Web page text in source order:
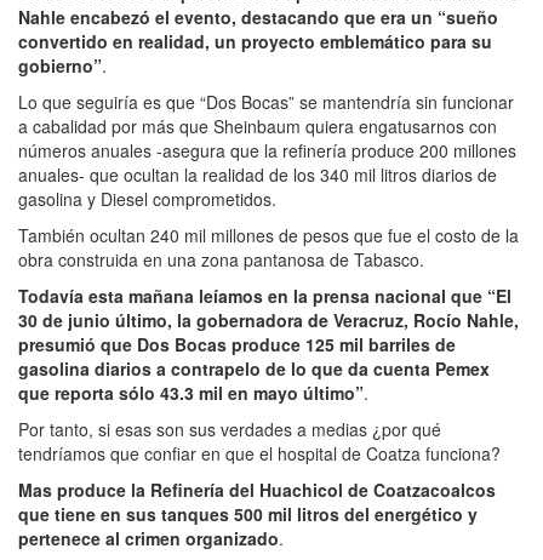
Nahle encabezó el evento, destacando que era un “sueño
convertido en realidad, un proyecto emblemático para su
gobierno”.
Lo que seguiría es que “Dos Bocas” se mantendría sin funcionar
a cabalidad por más que Sheinbaum quiera engatusarnos con
números anuales -asegura que la refinería produce 200 millones
anuales- que ocultan la realidad de los 340 mil litros diarios de
gasolina y Diesel comprometidos.
También ocultan 240 mil millones de pesos que fue el costo de la
obra construida en una zona pantanosa de Tabasco.
Todavía esta mañana leíamos en la prensa nacional que “El
30 de junio último, la gobernadora de Veracruz, Rocío Nahle,
presumió que Dos Bocas produce 125 mil barriles de
gasolina diarios a contrapelo de lo que da cuenta Pemex
que reporta sólo 43.3 mil en mayo último”.
Por tanto, si esas son sus verdades a medias ¿por qué
tendríamos que confiar en que el hospital de Coatza funciona?
Mas produce la Refinería del Huachicol de Coatzacoalcos
que tiene en sus tanques 500 mil litros del energético y
pertenece al crimen organizado.